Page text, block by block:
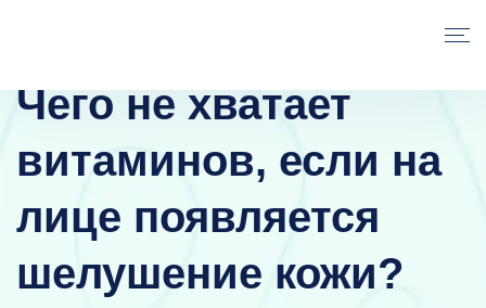
Чего не хватает
витаминов, если на
лице появляется
шелушение кожи?